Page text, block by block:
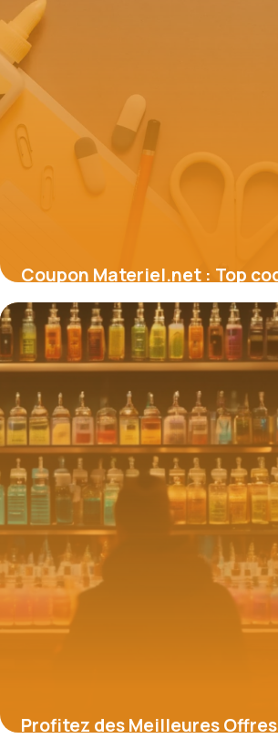
Coupon Materiel.net : Top
2026 valides
19 juin 2026
Profitez des Meilleures